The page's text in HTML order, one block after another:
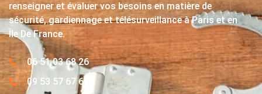
renseigner et évaluer vos besoins en matière de
sécurité, gardiennage et télésurveillance à Paris et en
Île De France.
06 51 03 68 26
09 53 57 67 63